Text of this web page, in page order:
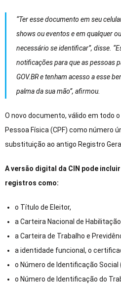
“Ter esse documento em seu
shows ou eventos e em qualquer
necessário se identificar”, disse.
notificações para que as pessoas
GOV.BR e tenham acesso a esse
palma da sua mão”, afirmou.
O novo documento, válido em todo
Pessoa Física (CPF) como número
substituição ao antigo Registro
A versão digital da CIN pode
registros como:
o Título de Eleitor,
a Carteira Nacional de Habilitação
a Carteira de Trabalho e
a identidade funcional, o
o Número de Identificação Social
o Número de Identificação do